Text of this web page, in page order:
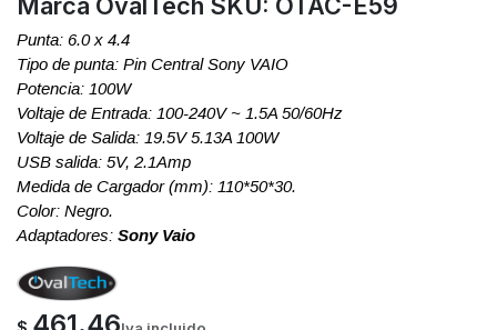
Punta: 6.0 x 4.4
Tipo de punta: Pin Central Sony VAIO
Potencia: 100W
Voltaje de Entrada: 100-240V ~ 1.5A 50/60Hz
Voltaje de Salida: 19.5V 5.13A 100W
USB salida: 5V, 2.1Amp
Medida de Cargador (mm): 110*50*30.
Color: Negro.
Adaptadores: Sony Vaio